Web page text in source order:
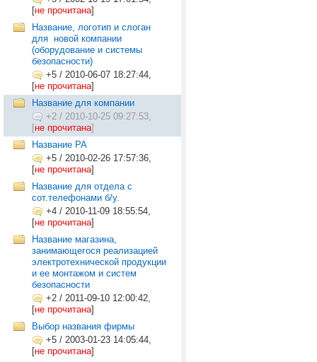
[не прочитана]
Название, логотип и слоган
для ­ новой компании
(оборудование и системы
безопасности)
+5 / 2010-06-07 18:27:44,
[не прочитана]
Название для компании
+2 / 2010-10-25 09:27:53,
[не прочитана]
Название РА
+5 / 2010-02-26 17:57:36,
[не прочитана]
Название для отдела с
сот.телефонами б/у.
+4 / 2010-11-09 18:55:54,
[не прочитана]
Название магазина,
занимающегося реализацией
электротехнической продукции
и ее монтажом и систем
безопасности
+2 / 2011-09-10 12:00:42,
[не прочитана]
Выбор названия фирмы
+5 / 2003-01-23 14:05:44,
[не прочитана]